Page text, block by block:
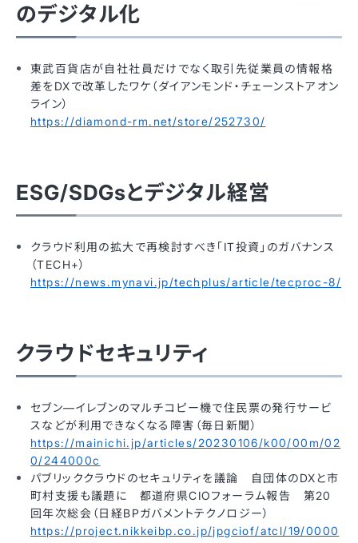
のデジタル化
東武百貨店が自社社員だけでなく取引先従業員の情報格
差をDXで改革したワケ（ダイアンモンド・チェーンストアオン
ライン）
https://diamond-rm.net/store/252730/
ESG/SDGsとデジタル経営
クラウド利用の拡大で再検討すべき「IT投資」のガバナンス
（TECH+）
https://news.mynavi.jp/techplus/article/tecproc-8/
クラウドセキュリティ
セブン―イレブンのマルチコピー機で住民票の発行サービ
スなどが利用できなくなる障害（毎日新聞）
https://mainichi.jp/articles/20230106/k00/00m/02
0/244000c
パブリッククラウドのセキュリティを議論 自団体のDXと市
町村支援も議題に 都道府県CIOフォーラム報告 第20
回年次総会（日経BPガバメントテクノロジー）
https://project.nikkeibp.co.jp/jpgciof/atcl/19/0000